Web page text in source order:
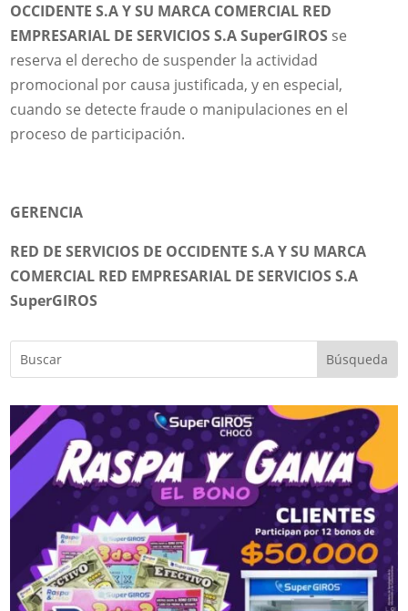
OCCIDENTE S.A Y SU MARCA COMERCIAL RED
EMPRESARIAL DE SERVICIOS S.A SuperGIROS se
reserva el derecho de suspender la actividad
promocional por causa justificada, y en especial,
cuando se detecte fraude o manipulaciones en el
proceso de participación.
GERENCIA
RED DE SERVICIOS DE OCCIDENTE S.A Y SU MARCA
COMERCIAL RED EMPRESARIAL DE SERVICIOS S.A
SuperGIROS